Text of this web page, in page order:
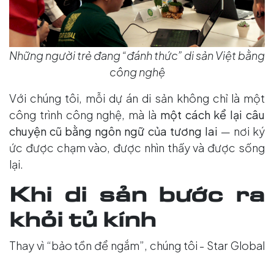
Những người trẻ đang “đánh thức” di sản Việt bằng
công nghệ
Với chúng tôi, mỗi dự án di sản không chỉ là một
công trình công nghệ, mà là một cách kể lại câu
chuyện cũ bằng ngôn ngữ của tương lai — nơi ký
ức được chạm vào, được nhìn thấy và được sống
lại.
Khi di sản bước ra
khỏi tủ kính
Thay vì “bảo tồn để ngắm”, chúng tôi - Star Global